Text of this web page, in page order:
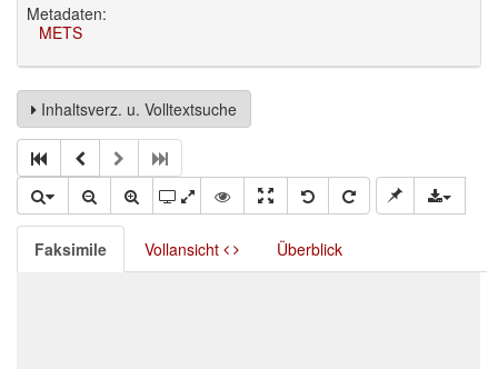
Metadaten:
METS
Inhaltsverz. u. Volltextsuche
Faksimile Vollansicht Überblick